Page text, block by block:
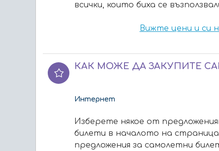
всички, които биха се
Вижте цени и си
КАК МОЖЕ ДА ЗАКУПИТЕ
Интернет
Изберете някое от
билети в началото на
предложения за самолетни